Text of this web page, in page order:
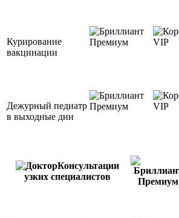
Курирование
вакцинации
Премиум VIP
Дежурный педиатр
в выходные дни
Премиум VIP
Консультации
узких специалистов
Премиум